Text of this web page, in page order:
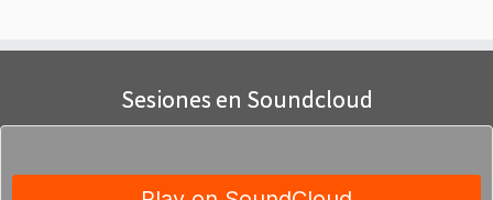
Sesiones en Soundcloud